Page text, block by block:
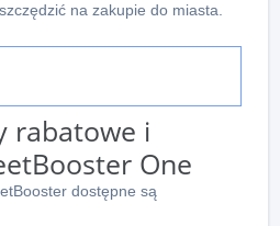
na zakupie do miasta.
rabatowe i
One
dostępne są